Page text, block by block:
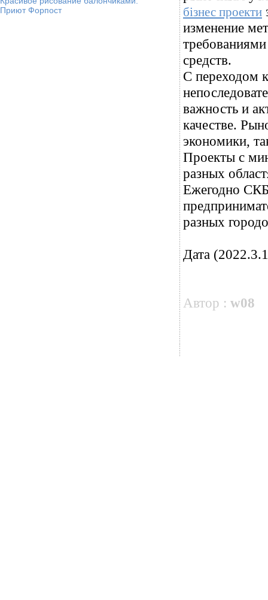
Приют Форпост
бізнес проекти
изменение
средств.
С переходом
важность и
качестве.
экономики,
Проекты с
разных
Ежегодно
разных
Дата
Автор : w08